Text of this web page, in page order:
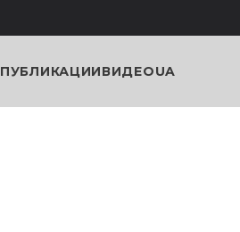
ПУБЛИКАЦИИВИДЕОUA